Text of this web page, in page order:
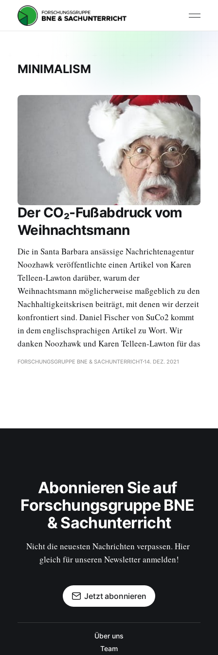
MINIMALISM
Der CO₂-Fußabdruck vom
Weihnachtsmann
Die in Santa Barbara ansässige Nachrichtenagentur
Noozhawk veröffentlichte einen Artikel von Karen
Telleen-Lawton darüber, warum der
Weihnachtsmann möglicherweise maßgeblich zu den
Nachhaltigkeitskrisen beiträgt, mit denen wir derzeit
konfrontiert sind. Daniel Fischer von SuCo2 kommt
in dem englischsprachigen Artikel zu Wort. Wir
danken Noozhawk und Karen Telleen-Lawton für das
FORSCHUNGSGRUPPE BNE & SACHUNTERRICHT14. DEZ. 2021
Abonnieren Sie auf
Forschungsgruppe BNE
& Sachunterricht
Nicht die neuesten Nachrichten verpassen. Hier
gleich für unseren Newsletter anmelden!
Jetzt abonnieren
Über uns
Team